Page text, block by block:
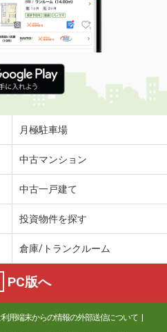
月極駐車場
中古マンション
中古一戸建て
投資物件を探す
倉庫/トランクルーム
PC版へ
用端末からの情報の外部送信について